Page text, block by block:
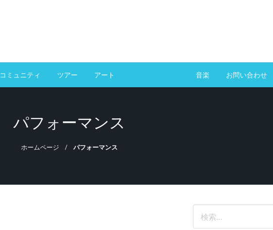
コミュニティ ツアー アート 音楽 お問い合わせ
パフォーマンス
ホームページ パフォーマンス